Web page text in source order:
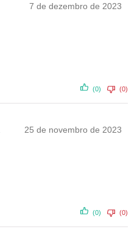
7 de dezembro de 2023
(0) (0)
25 de novembro de 2023
(0) (0)